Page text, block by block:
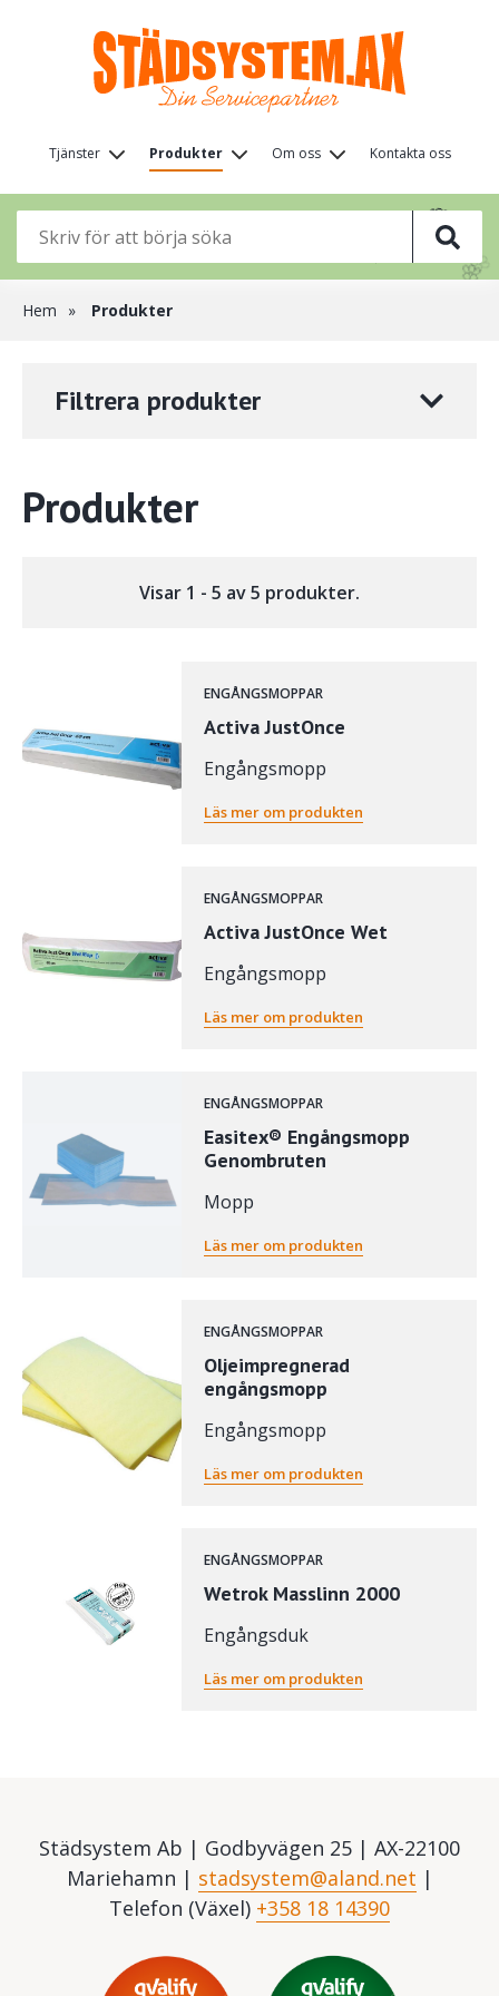
huvudinnehåll
Huvudmeny
(nivå
1)
Tjänster Produkter Om oss Kontakta oss
🌸
🌸 🌸
🌸
🌸
Länkstig
Hem Produkter
Filtrera produkter
Produkter
Visar 1 - 5 av 5 produkter.
ENGÅNGSMOPPAR
Activa JustOnce
Engångsmopp
Läs mer om produkten
ENGÅNGSMOPPAR
Activa JustOnce Wet
Engångsmopp
Läs mer om produkten
ENGÅNGSMOPPAR
Easitex® Engångsmopp
Genombruten
Mopp
Läs mer om produkten
ENGÅNGSMOPPAR
Oljeimpregnerad
engångsmopp
Engångsmopp
Läs mer om produkten
ENGÅNGSMOPPAR
Wetrok Masslinn 2000
Engångsduk
Läs mer om produkten
Städsystem Ab | Godbyvägen 25 | AX-22100
Mariehamn | stadsystem@aland.net |
Telefon (Växel) +358 18 14390